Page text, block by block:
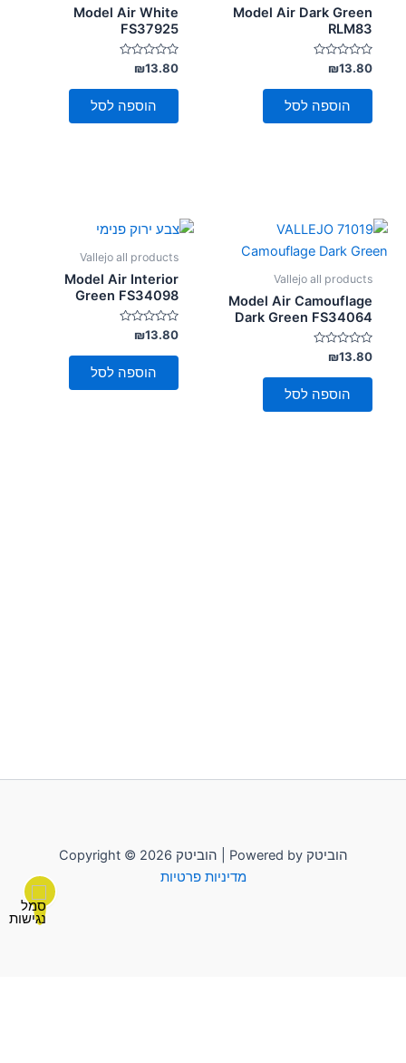
Model Air Dark Green
RLM83
דורג
0
מתוך
₪13.80
הוספה לסל
Model Air White
FS37925
דורג
0
מתוך
₪13.80
הוספה לסל
Vallejo all products
Model Air Camouflage
Dark Green FS34064
דורג
0
מתוך
₪13.80
הוספה לסל
Vallejo all products
Model Air Interior
Green FS34098
דורג
0
מתוך
₪13.80
הוספה לסל
Copyright © 2026 הוביטק | Powered by הוביטק
מדיניות פרטיות